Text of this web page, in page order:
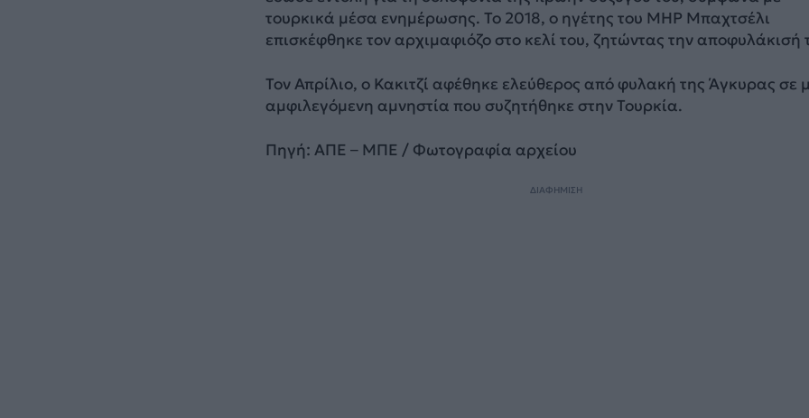
τουρκικά μέσα ενημέρωσης. Το 2018, ο ηγέτης του MHP Μπαχτσέλι
επισκέφθηκε τον αρχιμαφιόζο στο κελί του, ζητώντας την αποφυλάκισή
Τον Απρίλιο, ο Κακιτζί αφέθηκε ελεύθερος από φυλακή της Άγκυρας σε
αμφιλεγόμενη αμνηστία που συζητήθηκε στην Τουρκία.
Πηγή: ΑΠΕ – ΜΠΕ / Φωτογραφία αρχείου
ΔΙΑΦΗΜΙΣΗ